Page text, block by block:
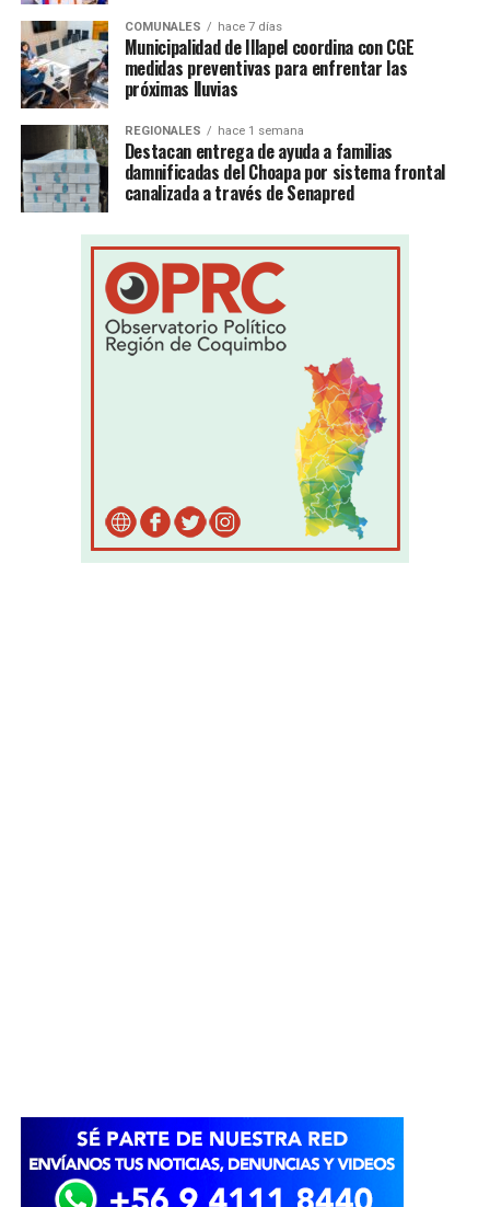
COMUNALES hace 7 días
Municipalidad de Illapel coordina con CGE
medidas preventivas para enfrentar las
próximas lluvias
REGIONALES hace 1 semana
Destacan entrega de ayuda a familias
damnificadas del Choapa por sistema frontal
canalizada a través de Senapred